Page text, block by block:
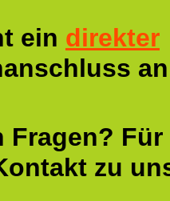
ein direkter
Fragen?
zu